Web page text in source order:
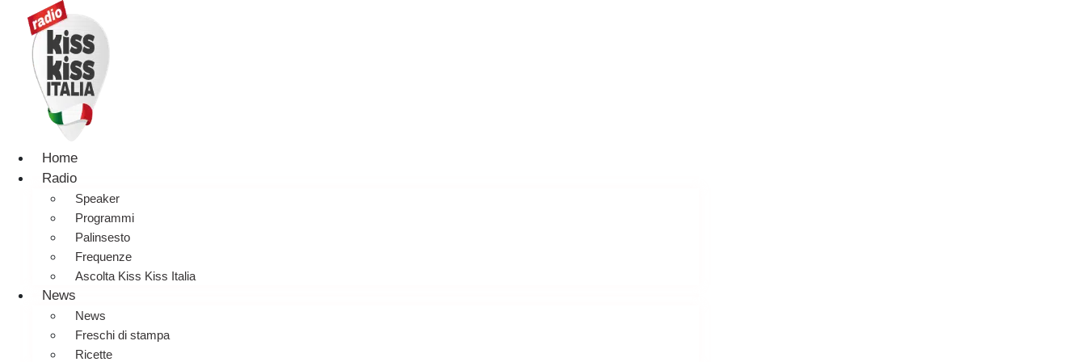
Home
Radio
Speaker
Programmi
Palinsesto
Frequenze
Ascolta Kiss Kiss Italia
News
News
Freschi di stampa
Ricette